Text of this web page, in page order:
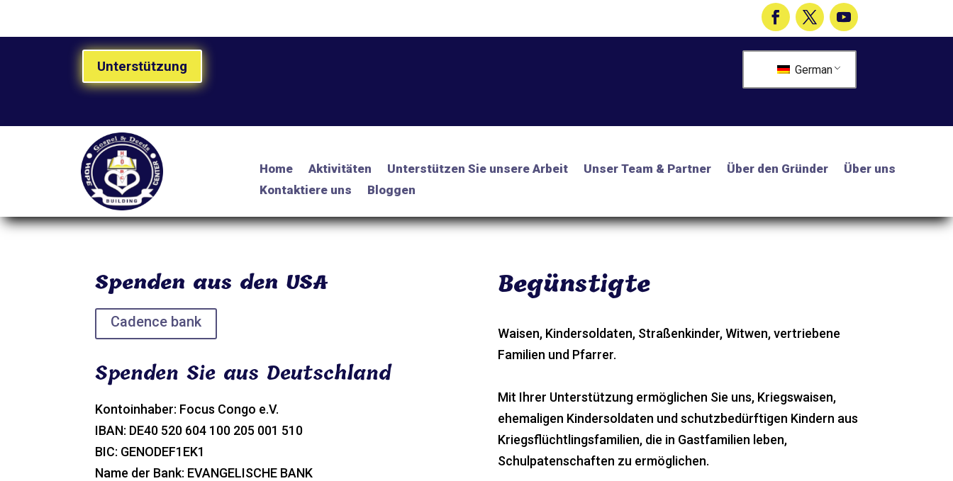
Unterstützung German
Home Aktivitäten Unterstützen Sie unsere Arbeit Unser Team & Partner Über den Gründer
Über uns
Kontaktiere uns
Bloggen
Spenden aus den USA
Cadence bank
Spenden Sie aus Deutschland
Kontoinhaber: Focus Congo e.V.
IBAN: DE40 520 604 100 205 001 510
BIC: GENODEF1EK1
Name der Bank: EVANGELISCHE BANK
Begünstigte
Waisen, Kindersoldaten, Straßenkinder, Witwen, vertriebene
Familien und Pfarrer.
Mit Ihrer Unterstützung ermöglichen Sie uns, Kriegswaisen,
ehemaligen Kindersoldaten und schutzbedürftigen Kindern aus
Kriegsflüchtlingsfamilien, die in Gastfamilien leben,
Schulpatenschaften zu ermöglichen.